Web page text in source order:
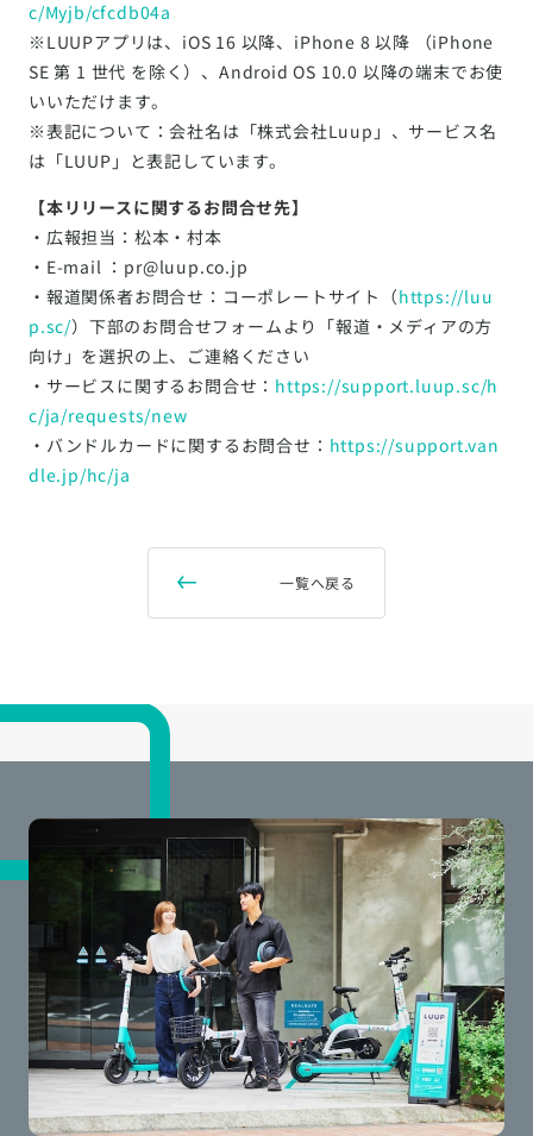
c/Myjb/cfcdb04a
※LUUPアプリは、iOS 16 以降、iPhone 8 以降 （iPhone
SE 第 1 世代 を除く）、Android OS 10.0 以降の端末でお使
いいただけます。
※表記について：会社名は「株式会社Luup」、サービス名
は「LUUP」と表記しています。
【本リリースに関するお問合せ先】
・広報担当：松本・村本
・E-mail ：pr@luup.co.jp
・報道関係者お問合せ：コーポレートサイト（https://luu
p.sc/）下部のお問合せフォームより「報道・メディアの方
向け」を選択の上、ご連絡ください
・サービスに関するお問合せ： https://support.luup.sc/h
c/ja/requests/new
・バンドルカードに関するお問合せ： https://support.van
dle.jp/hc/ja
一覧へ戻る